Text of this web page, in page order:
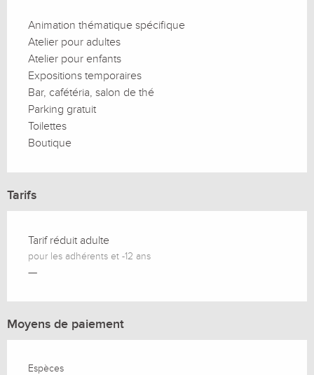
Animation thématique spécifique
Atelier pour adultes
Atelier pour enfants
Expositions temporaires
Bar, cafétéria, salon de thé
Parking gratuit
Toilettes
Boutique
Tarifs
Tarif réduit adulte
pour les adhérents et -12 ans
—
Moyens de paiement
Espèces